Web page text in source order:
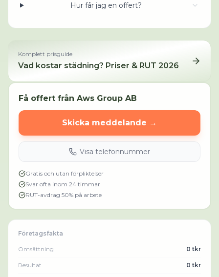
Hur får jag en offert?
Komplett prisguide
Vad kostar städning? Priser & RUT 2026
Få offert från Aws Group AB
Skicka meddelande →
Visa telefonnummer
Gratis och utan förpliktelser
Svar ofta inom 24 timmar
RUT-avdrag 50% på arbete
Företagsfakta
Omsättning 0 tkr
Resultat 0 tkr